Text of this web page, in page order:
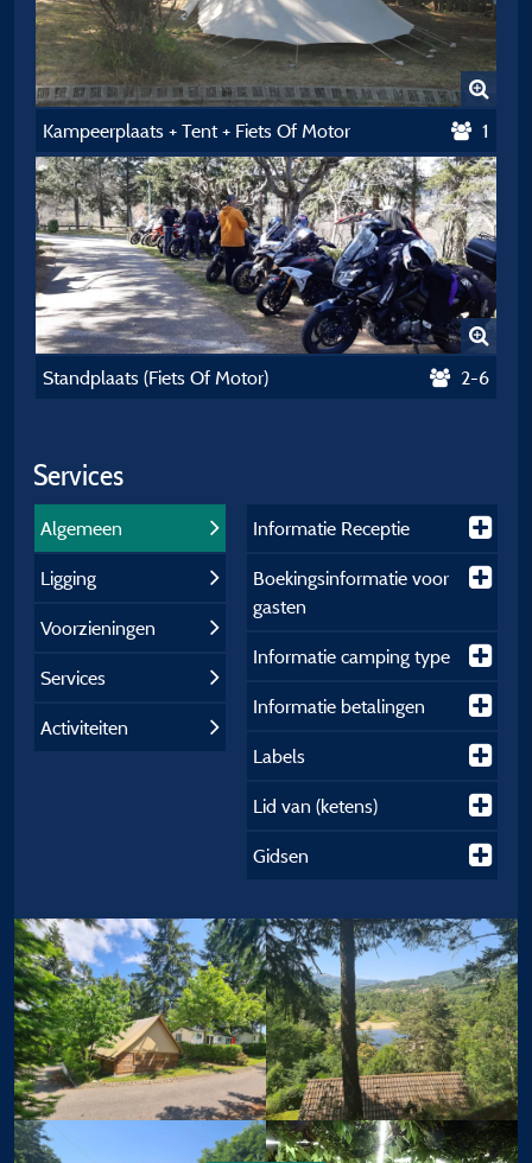
Kampeerplaats + Tent + Fiets Of Motor 1
Standplaats (Fiets Of Motor) 2-6
Services
Algemeen
Ligging
Voorzieningen
Services
Activiteiten
Informatie Receptie
Boekingsinformatie voor
gasten
Informatie camping type
Informatie betalingen
Labels
Lid van (ketens)
Gidsen